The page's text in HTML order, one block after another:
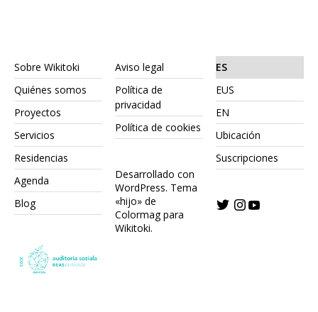
Sobre Wikitoki
Quiénes somos
Proyectos
Servicios
Residencias
Agenda
Blog
Aviso legal
Política de
privacidad
Política de cookies
Desarrollado con
WordPress. Tema
«hijo» de
Colormag para
Wikitoki.
ES
EUS
EN
Ubicación
Suscripciones